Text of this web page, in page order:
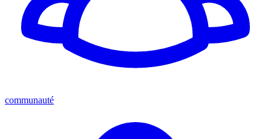
communauté